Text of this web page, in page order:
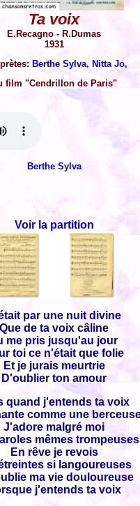
Ta voix
E.Recagno - R.Dumas
1931
Berthe Sylva, Nitta Jo,
film "Cendrillon de Paris"
Berthe Sylva
Voir la partition
par une nuit divine
Que de ta voix câline
me pris jusqu'au jour
toi ce n'était que folie
Et je jurais meurtrie
D'oublier ton amour
quand j'entends ta voix
comme une
J'adore malgré moi
mêmes trompeuses
En rêve je revois
si langoureuses
ma vie douloureuse
j'entends ta voix